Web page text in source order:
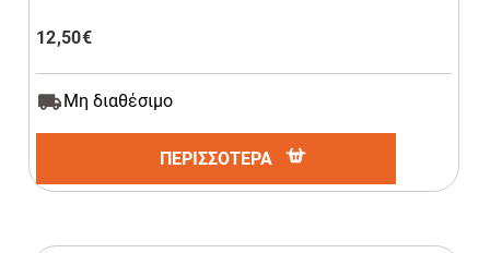
12,50€
Μη διαθέσιμο
ΠΕΡΙΣΣΟΤΕΡΑ